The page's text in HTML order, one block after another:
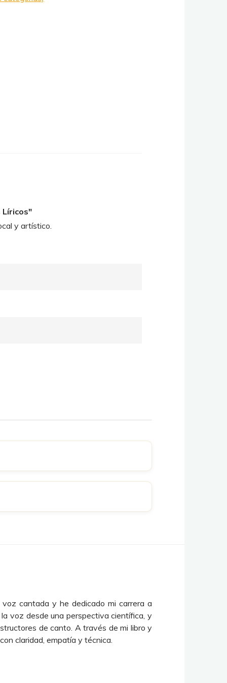
Líricos"
y artístico.
cantada y he dedicado mi carrera a
voz desde una perspectiva científica, y
de canto. A través de mi libro y
claridad, empatía y técnica.